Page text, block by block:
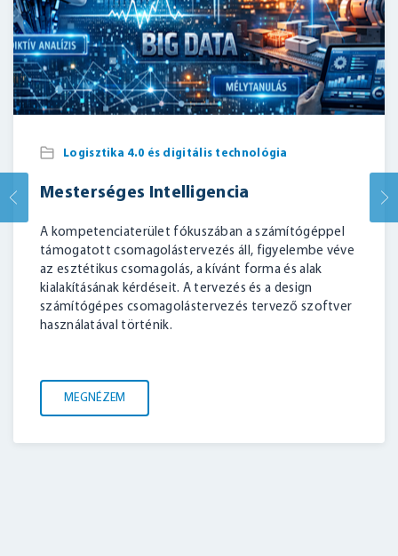
Logisztika 4.0 és digitális technológia
Mesterséges Intelligencia
A kompetenciaterület fókuszában a számítógéppel
támogatott csomagolástervezés áll, figyelembe véve
az esztétikus csomagolás, a kívánt forma és alak
kialakításának kérdéseit. A tervezés és a design
számítógépes csomagolástervezés tervező szoftver
használatával történik.
MEGNÉZEM